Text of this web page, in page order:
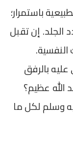
باستمرار؛
الجلد. إن تقبل
بالرفق
الله عظيم؟
وسلم لكل ما